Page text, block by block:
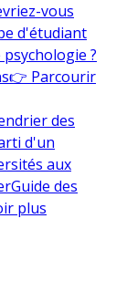
vous
d'étudiant
?
👉 Parcourir
des
d'un
aux
Guide des
plus